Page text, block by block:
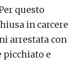
questo
in carcere
arrestata con
picchiato e